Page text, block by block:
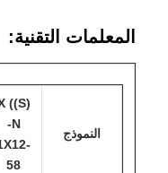
المعلمات التقنية:
النموذج
((S)
N-
58